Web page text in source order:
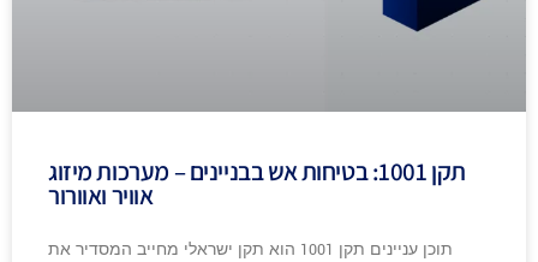
תקן 1001: בטיחות אש בבניינים – מערכות מיזוג
אוויר ואוורור
תוכן עניינים תקן 1001 הוא תקן ישראלי מחייב המסדיר את